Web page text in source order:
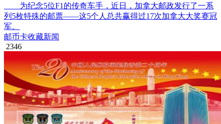
为纪念5位F1的传奇车手，近日，加拿大邮政发行了一系
列5枚特殊的邮票——这5个人总共赢得过17次加拿大大奖赛冠
军。
邮币卡收藏新闻
2346